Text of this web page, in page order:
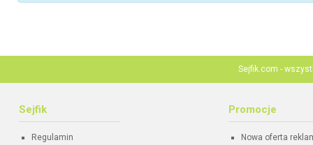
Sejfik.com -
Sejfik
Regulamin
Promocje
Nowa oferta